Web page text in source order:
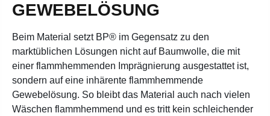
GEWEBELÖSUNG
Beim Material setzt BP® im Gegensatz zu den
marktüblichen Lösungen nicht auf Baumwolle, die mit
einer flammhemmenden Imprägnierung ausgestattet ist,
sondern auf eine inhärente flammhemmende
Gewebelösung. So bleibt das Material auch nach vielen
Wäschen flammhemmend und es tritt kein schleichender